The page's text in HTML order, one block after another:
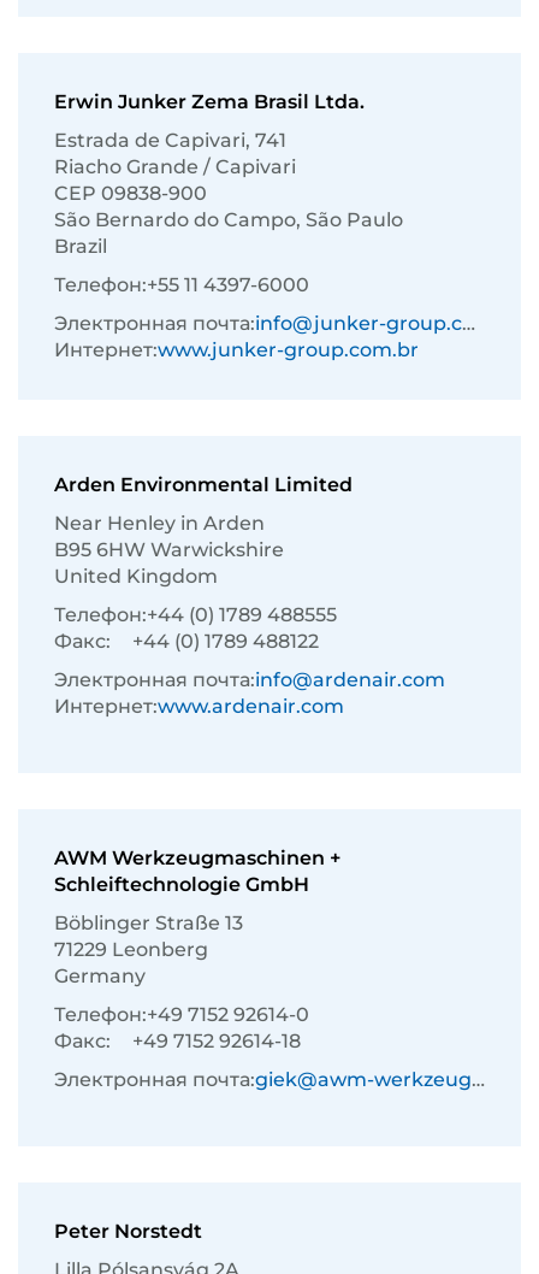
Erwin Junker Zema Brasil Ltda.
Estrada de Capivari, 741
Riacho Grande / Capivari
CEP 09838-900
São Bernardo do Campo, São Paulo
Brazil
Телефон:+55 11 4397-6000
Электронная почта:info@junker-group.com.br
Интернет:www.junker-group.com.br
Arden Environmental Limited
Near Henley in Arden
B95 6HW Warwickshire
United Kingdom
Телефон:+44 (0) 1789 488555
Факс:
+44 (0) 1789 488122
Электронная почта:info@ardenair.com
Интернет:www.ardenair.com
AWM Werkzeugmaschinen +
Schleiftechnologie GmbH
Böblinger Straße 13
71229 Leonberg
Germany
Телефон:+49 7152 92614-0
Факс:
+49 7152 92614-18
Электронная почта:giek@awm-werkzeugmaschinen.de
Peter Norstedt
Lilla Pólsansvág 2A